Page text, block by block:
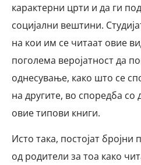
карактерни црти и да ги
социјални вештини.
на кои им се читаат овие
поголема веројатност да
однесување, како што се
на другите, во споредба со
овие типови книги.
Исто така, постојат
од родители за тоа како